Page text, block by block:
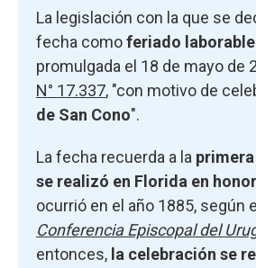
La legislación con la que se
fecha comoferiado laborable
promulgada el 18 de mayo de
N° 17.337, "con motivo de
de San Cono".
La fecha recuerda a la
se realizó en Florida en
ocurrió en el año 1885, según
Conferencia Episcopal del
entonces, la celebración se